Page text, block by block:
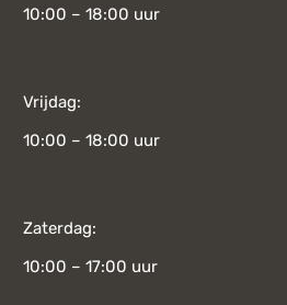
10:00 – 18:00 uur
Vrijdag:
10:00 – 18:00 uur
Zaterdag:
10:00 – 17:00 uur